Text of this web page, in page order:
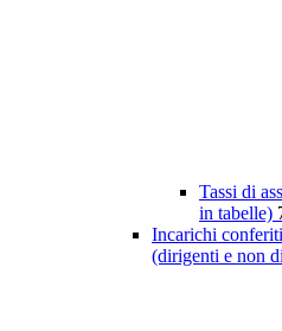
Tassi di
in tabelle)
Incarichi
(dirigenti e non